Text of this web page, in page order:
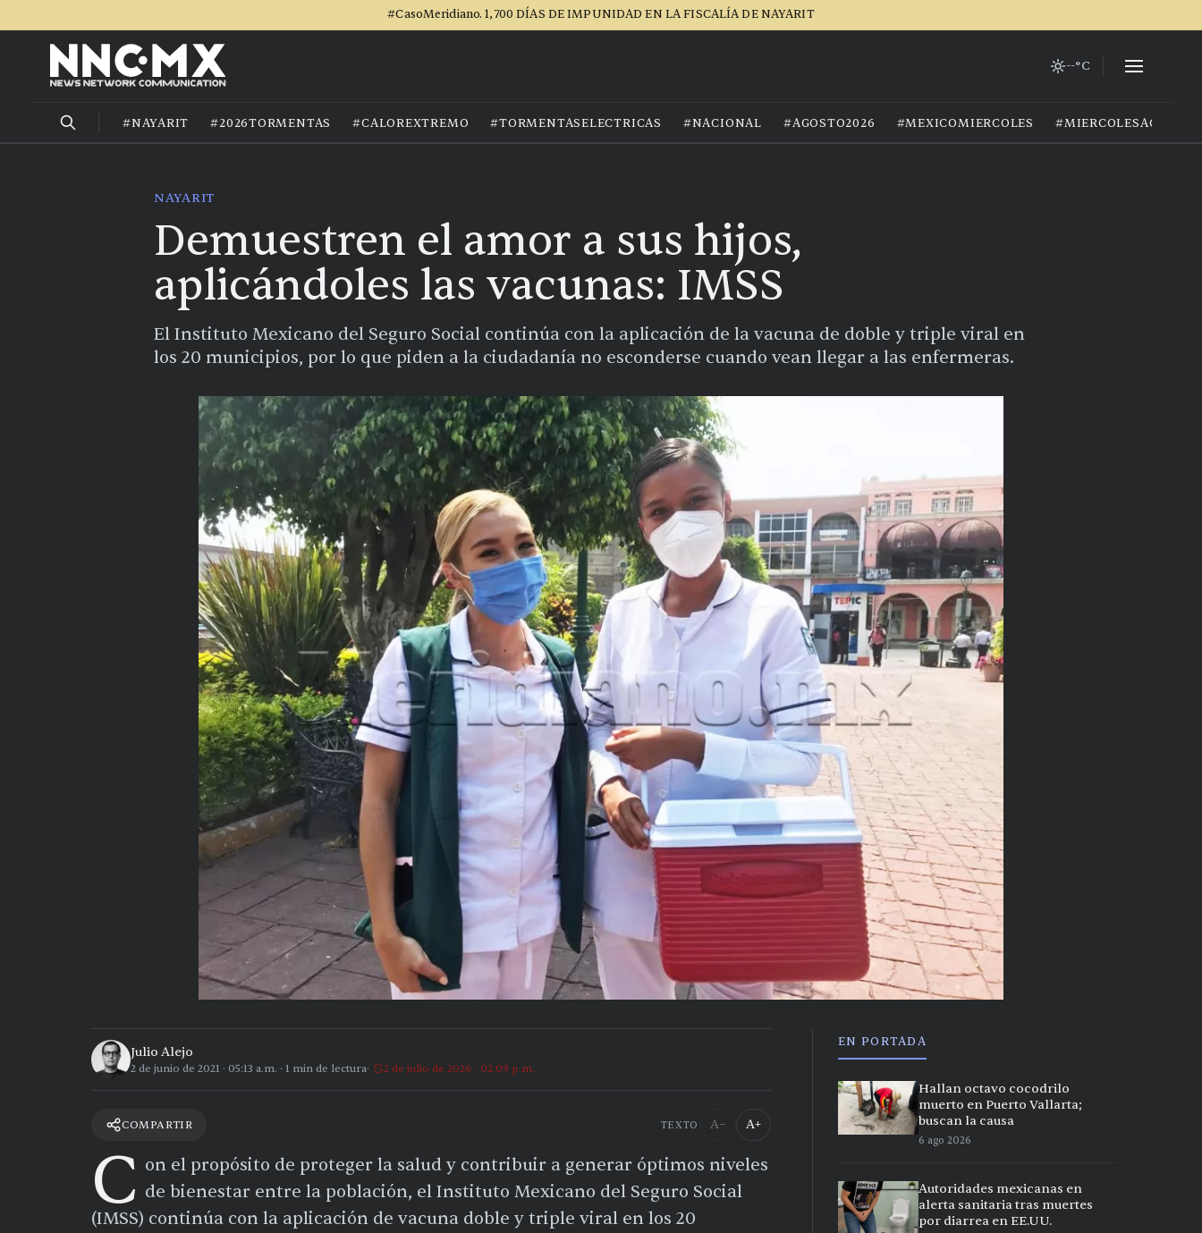
#CasoMeridiano. 1,700 DÍAS DE IMPUNIDAD EN LA FISCALÍA DE NAYARIT
--°C
#NAYARIT #2026TORMENTAS #CALOREXTREMO #TORMENTASELECTRICAS #NACIONAL #AGOSTO2026 #MEXICOMIERCOLES #MIERCOLESAGOSTO
NAYARIT
Demuestren el amor a sus hijos,
aplicándoles las vacunas: IMSS
El Instituto Mexicano del Seguro Social continúa con la aplicación de la vacuna de doble y triple viral en
los 20 municipios, por lo que piden a la ciudadanía no esconderse cuando vean llegar a las enfermeras.
Julio Alejo
2 de junio de 2021 · 05:13 a.m. · 1 min de lectura 2 de julio de 2026 · 02:09 p.m.
COMPARTIR TEXTO A− A+
C on el propósito de proteger la salud y contribuir a generar óptimos niveles
de bienestar entre la población, el Instituto Mexicano del Seguro Social
(IMSS) continúa con la aplicación de vacuna doble y triple viral en los 20
EN PORTADA
Hallan octavo cocodrilo
muerto en Puerto Vallarta;
buscan la causa
6 ago 2026
Autoridades mexicanas en
alerta sanitaria tras muertes
por diarrea en EE.UU.